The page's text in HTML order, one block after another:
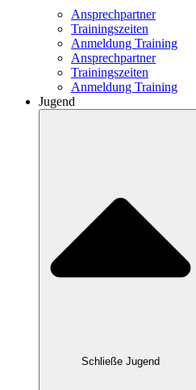
Ansprechpartner
Trainingszeiten
Anmeldung Training
Ansprechpartner
Trainingszeiten
Anmeldung Training
Jugend
Schließe Jugend